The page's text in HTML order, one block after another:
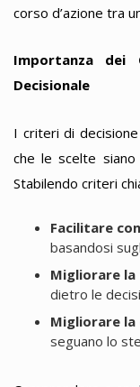
corso d’azione tra
Importanza dei
Decisionale
I criteri di decisione
che le scelte
Stabilendo criteri
Facilitare
basandosi
Migliorare
dietro le
Migliorare la
seguano lo